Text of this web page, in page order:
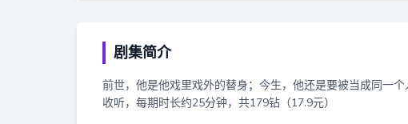
剧集简介
前世，他是他戏里戏外的替身；今生，他还是要被当成同一
收听，每期时长约25分钟，共179钻（17.9元）